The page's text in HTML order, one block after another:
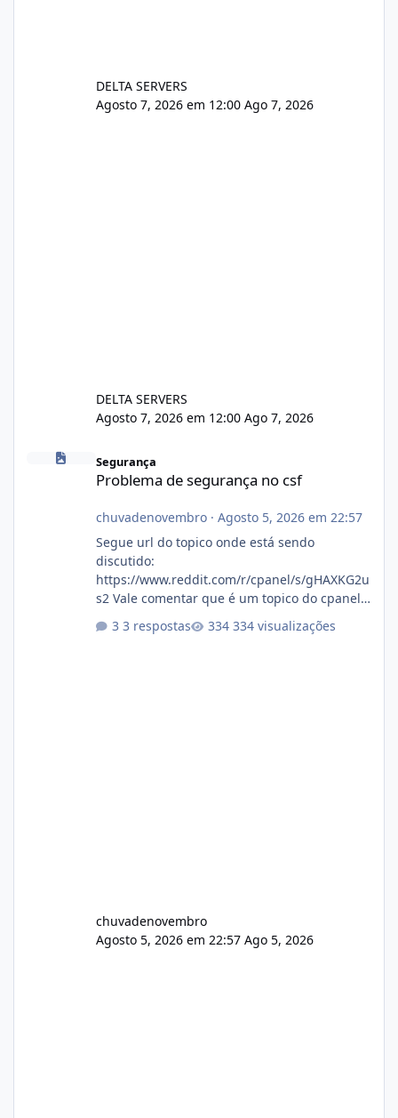
DELTA SERVERS
Agosto 7, 2026 em 12:00 Ago 7, 2026
DELTA SERVERS
Agosto 7, 2026 em 12:00 Ago 7, 2026
Problema de segurança no csf
Segurança
Problema de segurança no csf
chuvadenovembro· Agosto 5, 2026 em 22:57
Segue url do topico onde está sendo
discutido:
https://www.reddit.com/r/cpanel/s/gHAXKG2u
s2 Vale comentar que é um topico do cpanel...
Não sei como ta a pegada no da.
3 respostas 334 visualizações
chuvadenovembro
Agosto 5, 2026 em 22:57 Ago 5, 2026